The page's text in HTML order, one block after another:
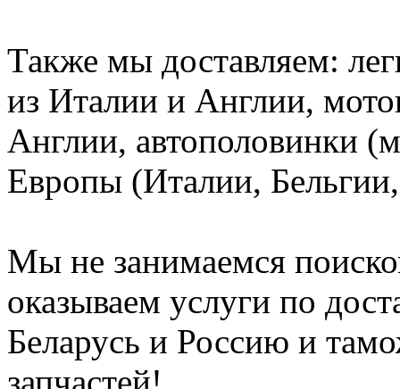
Также мы доставляем:
из Италии и Англии,
Англии, автополовинки
Европы (Италии,
Мы не занимаемся
оказываем услуги по
Беларусь и Россию и